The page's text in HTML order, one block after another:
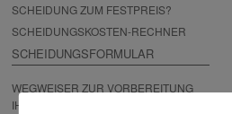
SCHEIDUNG ZUM FESTPREIS?
SCHEIDUNGSKOSTEN-RECHNER
SCHEIDUNGSFORMULAR
WEGWEISER ZUR VORBEREITUNG
IHRER SCHEIDUNG